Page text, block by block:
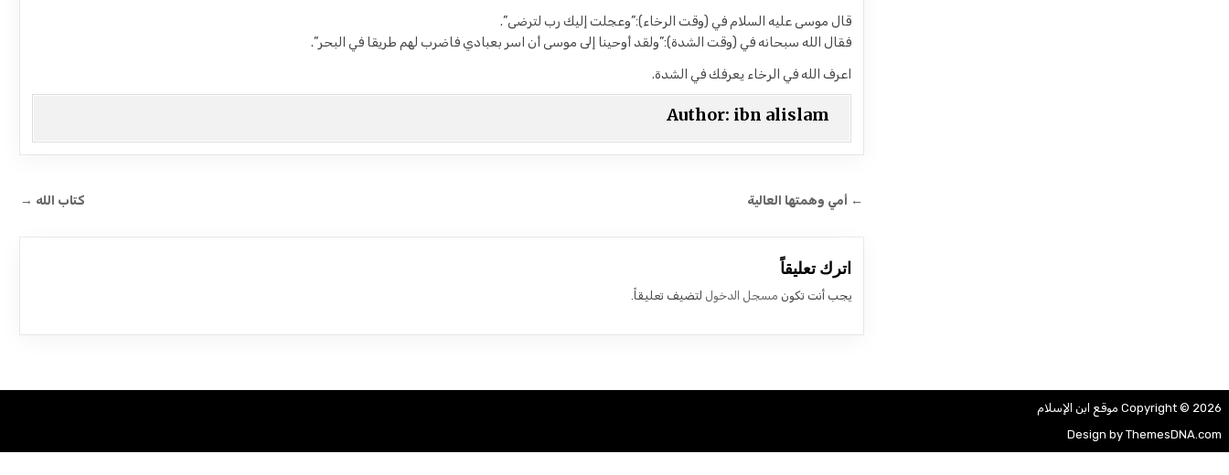
قال موسى عليه السلام في (وقت الرخاء):”وعجلت إليك رب لترضى”.
فقال الله سبحانه في (وقت الشدة):”ولقد أوحينا إلى موسى أن اسر بعبادي فاضرب لهم طريقا في البحر”.
اعرف الله في الرخاء يعرفك في الشدة.
Author: ibn alislam
تصفّح المقالات كتاب الله → ← أمي وهمتها العالية
اترك تعليقاً
يجب أنت تكون مسجل الدخول لتضيف تعليقاً.
Copyright © 2026 موقع ابن الإسلام
Design by ThemesDNA.com